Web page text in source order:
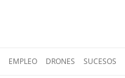
EMPLEO DRONES SUCESOS